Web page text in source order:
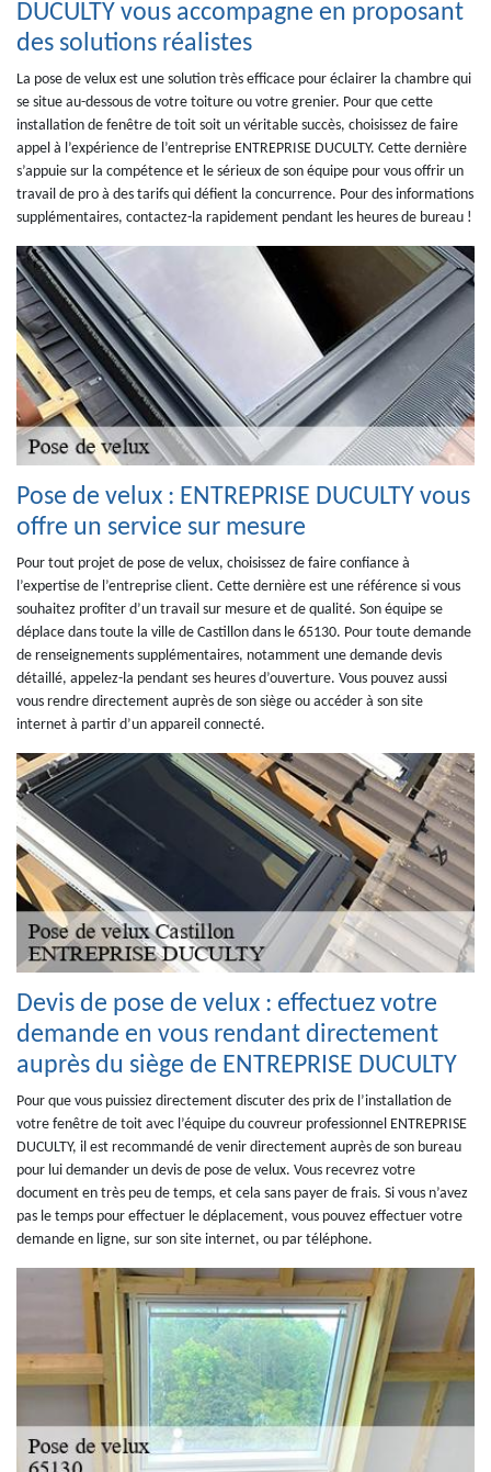
DUCULTY vous accompagne en proposant
des solutions réalistes
La pose de velux est une solution très efficace pour éclairer la chambre qui
se situe au-dessous de votre toiture ou votre grenier. Pour que cette
installation de fenêtre de toit soit un véritable succès, choisissez de faire
appel à l’expérience de l’entreprise ENTREPRISE DUCULTY. Cette dernière
s’appuie sur la compétence et le sérieux de son équipe pour vous offrir un
travail de pro à des tarifs qui défient la concurrence. Pour des informations
supplémentaires, contactez-la rapidement pendant les heures de bureau !
Pose de velux : ENTREPRISE DUCULTY vous
offre un service sur mesure
Pour tout projet de pose de velux, choisissez de faire confiance à
l’expertise de l’entreprise client. Cette dernière est une référence si vous
souhaitez profiter d’un travail sur mesure et de qualité. Son équipe se
déplace dans toute la ville de Castillon dans le 65130. Pour toute demande
de renseignements supplémentaires, notamment une demande devis
détaillé, appelez-la pendant ses heures d’ouverture. Vous pouvez aussi
vous rendre directement auprès de son siège ou accéder à son site
internet à partir d’un appareil connecté.
Devis de pose de velux : effectuez votre
demande en vous rendant directement
auprès du siège de ENTREPRISE DUCULTY
Pour que vous puissiez directement discuter des prix de l’installation de
votre fenêtre de toit avec l’équipe du couvreur professionnel ENTREPRISE
DUCULTY, il est recommandé de venir directement auprès de son bureau
pour lui demander un devis de pose de velux. Vous recevrez votre
document en très peu de temps, et cela sans payer de frais. Si vous n’avez
pas le temps pour effectuer le déplacement, vous pouvez effectuer votre
demande en ligne, sur son site internet, ou par téléphone.